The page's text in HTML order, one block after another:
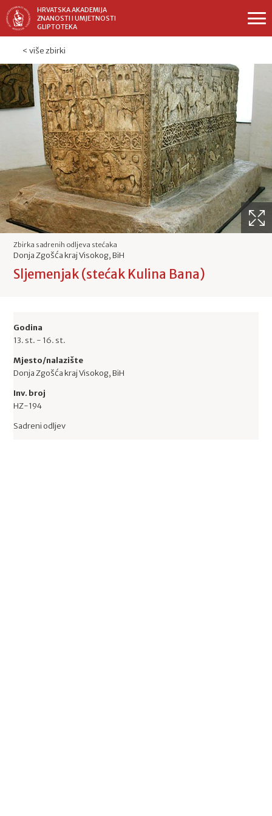
HRVATSKA AKADEMIJA
ZNANOSTI I UMJETNOSTI
GLIPTOTEKA
< više zbirki
Zbirka sadrenih odljeva stećaka
Donja Zgošća kraj Visokog, BiH
Sljemenjak (stećak Kulina Bana)
Godina
13. st. - 16. st.
Mjesto/nalazište
Donja Zgošća kraj Visokog, BiH
Inv. broj
HZ-194
Sadreni odljev